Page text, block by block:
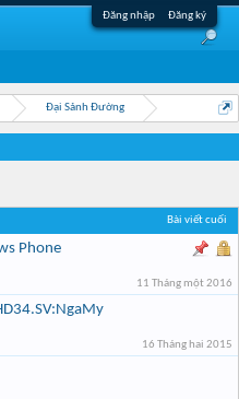
Đăng nhập Đăng ký
Đại Sảnh Đường
Bài viết cuối
Phone
11 Tháng một 2016
16 Tháng hai 2015